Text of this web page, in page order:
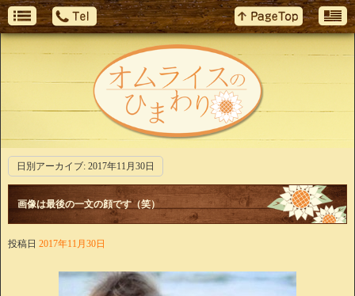
日別アーカイブ: 2017年11月30日
画像は最後の一文の顔です（笑）
投稿日 2017年11月30日